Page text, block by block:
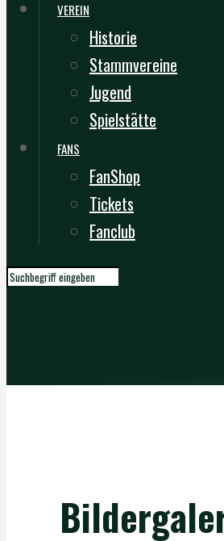
VEREIN
Historie
Stammvereine
Jugend
Spielstätte
FANS
FanShop
Tickets
Fanclub